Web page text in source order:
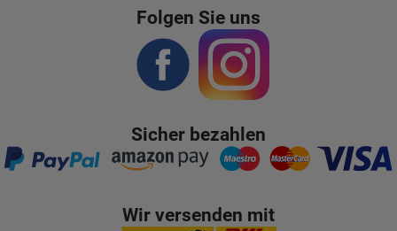
Folgen Sie uns
Sicher bezahlen
Wir versenden mit